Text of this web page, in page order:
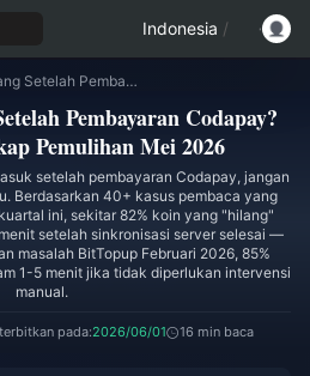
Indonesia /
Koin SUGO Hilang Setelah Pembayaran Codapay? Panduan Lengkap Pemulihan Mei 2026
Pembayaran Codapay?
Pemulihan Mei 2026
setelah pembayaran Codapay, jangan
Berdasarkan 40+ kasus pembaca yang
ini, sekitar 82% koin yang "hilang"
setelah sinkronisasi server selesai —
masalah BitTopup Februari 2026, 85%
1-5 menit jika tidak diperlukan intervensi
manual.
pada:2026/06/01 16 min baca